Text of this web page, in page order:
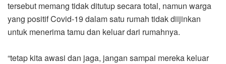
tersebut memang tidak ditutup secara total, namun warga
yang positif Covid-19 dalam satu rumah tidak diijinkan
untuk menerima tamu dan keluar dari rumahnya.
“tetap kita awasi dan jaga, jangan sampai mereka keluar